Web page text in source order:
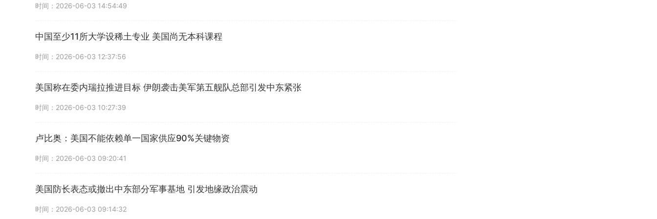
时间：2026-06-03 14:54:49
中国至少11所大学设稀土专业 美国尚无本科课程
时间：2026-06-03 12:37:56
美国称在委内瑞拉推进目标 伊朗袭击美军第五舰队总部引发中东紧张
时间：2026-06-03 10:27:39
卢比奥：美国不能依赖单一国家供应90%关键物资
时间：2026-06-03 09:20:41
美国防长表态或撤出中东部分军事基地 引发地缘政治震动
时间：2026-06-03 09:14:32